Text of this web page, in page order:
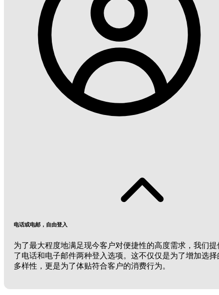
电话或电邮，自由登入
为了最大程度地满足现今客户对便捷性的高度需求，我们提
了电话和电子邮件两种登入选项。这不仅仅是为了增加选择
多样性，更是为了体贴符合客户的消费行为。